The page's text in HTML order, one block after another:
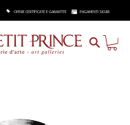
OPERE CERTIFICATE E GARANTITE PAGAMENTI SICURI